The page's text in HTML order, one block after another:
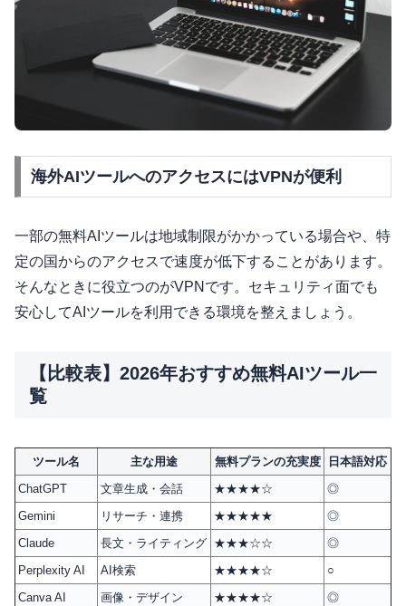
海外AIツールへのアクセスにはVPNが便利
一部の無料AIツールは地域制限がかかっている場合や、特
定の国からのアクセスで速度が低下することがあります。
そんなときに役立つのがVPNです。セキュリティ面でも
安心してAIツールを利用できる環境を整えましょう。
【比較表】2026年おすすめ無料AIツール一
覧
ツール名 主な用途 無料プランの充実度
日本語対応
ChatGPT
文章生成・会話 ★★★★☆
◎
Gemini
リサーチ・連携 ★★★★★
◎
Claude
長文・ライティング ★★★☆☆
◎
Perplexity AI
AI検索 ★★★★☆
○
Canva AI
画像・デザイン ★★★★☆
◎